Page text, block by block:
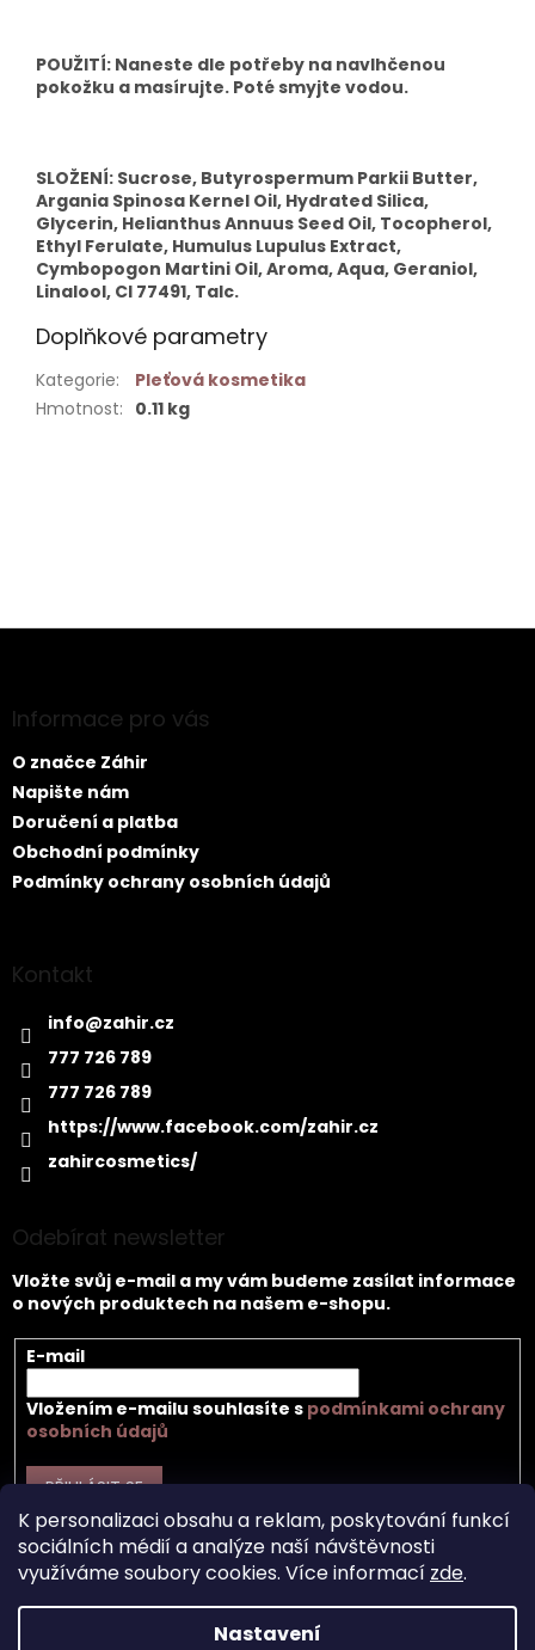
K personalizaci obsahu a reklam, poskytování funkcí
sociálních médií a analýze naší návštěvnosti
využíváme soubory cookies. Více informací zde.
Nastavení
POUŽITÍ: Naneste dle potřeby na navlhčenou
pokožku a masírujte. Poté smyjte vodou.
SLOŽENÍ: Sucrose, Butyrospermum Parkii Butter,
Argania Spinosa Kernel Oil, Hydrated Silica,
Glycerin, Helianthus Annuus Seed Oil, Tocopherol,
Ethyl Ferulate, Humulus Lupulus Extract,
Cymbopogon Martini Oil, Aroma, Aqua, Geraniol,
Linalool, CI 77491, Talc.
Doplňkové parametry
Kategorie:
Pleťová kosmetika
Hmotnost: 0.11 kg
Z
aInformace pro vás
O značce Záhir
Napište nám
Doručení a platba
Obchodní podmínky
Podmínky ochrany osobních údajů
Kontakt
info@zahir.cz
777 726 789
777 726 789
https://www.facebook.com/zahir.cz
zahircosmetics/
Odebírat newsletter
Vložte svůj e-mail a my vám budeme zasílat informace
o nových produktech na našem e-shopu.
E-mail
Vložením e-mailu souhlasíte s podmínkami ochrany
osobních údajů
PŘIHLÁSIT SE